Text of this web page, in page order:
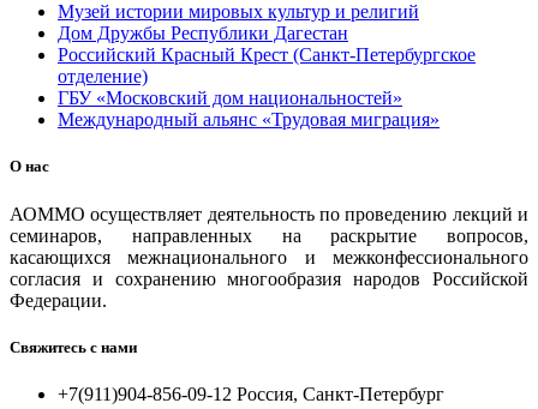
Музей истории мировых культур и религий
Дом Дружбы Республики Дагестан
Российский Красный Крест (Санкт-Петербургское
отделение)
ГБУ «Московский дом национальностей»
Международный альянс «Трудовая миграция»
О нас
АОММО осуществляет деятельность по проведению лекций и
семинаров, направленных на раскрытие вопросов,
касающихся межнационального и межконфессионального
согласия и сохранению многообразия народов Российской
Федерации.
Свяжитесь с нами
+7(911)904-856-09-12 Россия, Санкт-Петербург